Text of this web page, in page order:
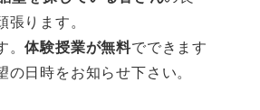
ります。
。体験授業が無料でできます
の日時をお知らせ下さい。